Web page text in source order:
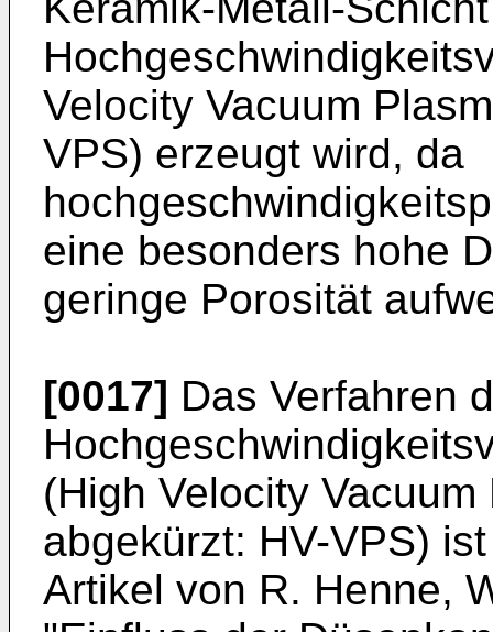
Velocity Vacuum
VPS) erzeugt wird, da
eine besonders hohe
geringe Porosität
[0017] Das Verfahren
(High Velocity
abgekürzt: HV-VPS)
Artikel von R. Henne,